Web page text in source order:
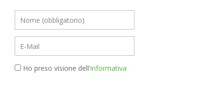
Ho preso visione dell'informativa